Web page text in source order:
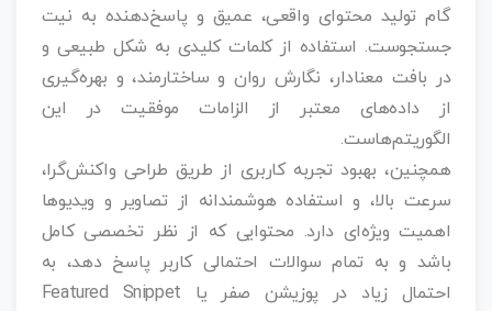
گام تولید محتوای واقعی، عمیق و پاسخ‌دهنده به نیت
جستجوست. استفاده از کلمات کلیدی به شکل طبیعی و
در بافت معنا‌دار، نگارش روان و ساختارمند، و بهره‌گیری
از داده‌های معتبر از الزامات موفقیت در این
الگوریتم‌هاست.
همچنین، بهبود تجربه کاربری از طریق طراحی واکنش‌گرا،
سرعت بالا، و استفاده هوشمندانه از تصاویر و ویدیوها
اهمیت ویژه‌ای دارد. محتوایی که از نظر تخصصی کامل
باشد و به تمام سوالات احتمالی کاربر پاسخ دهد، به
احتمال زیاد در پوزیشن صفر یا Featured Snippet